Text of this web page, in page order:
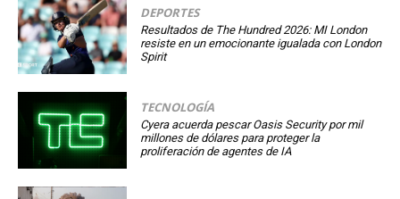
DEPORTES
Resultados de The Hundred 2026: MI London
resiste en un emocionante igualada con London
Spirit
TECNOLOGÍA
Cyera acuerda pescar Oasis Security por mil
millones de dólares para proteger la
proliferación de agentes de IA